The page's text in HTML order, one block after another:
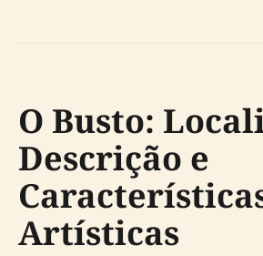
O Busto:
Descrição e
Artísticas